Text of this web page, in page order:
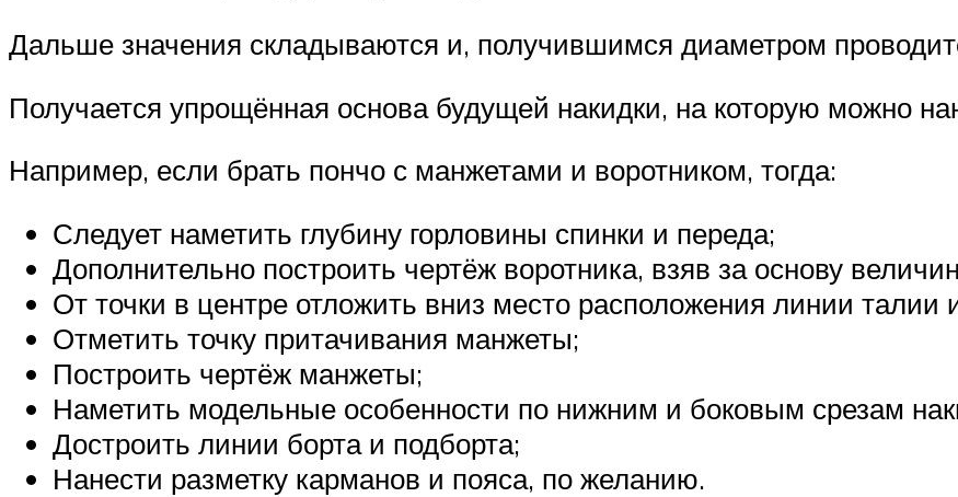
Дальше значения складываются и, получившимся диаметром
Получается упрощённая основа будущей накидки, на которую можно
Например, если брать пончо с манжетами и воротником, тогда:
Следует наметить глубину горловины спинки и переда;
Дополнительно построить чертёж воротника, взяв за основу
От точки в центре отложить вниз место расположения линии
Отметить точку притачивания манжеты;
Построить чертёж манжеты;
Наметить модельные особенности по нижним и боковым срезам
Достроить линии борта и подборта;
Нанести разметку карманов и пояса, по желанию.